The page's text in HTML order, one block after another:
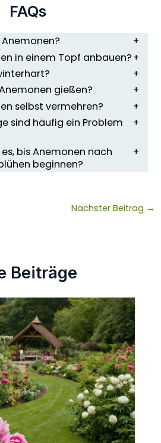
FAQs
in einem Topf anbauen?
gießen?
selbst vermehren?
sind häufig ein Problem
bis Anemonen nach
beginnen?
Nächster Beitrag →
Beiträge